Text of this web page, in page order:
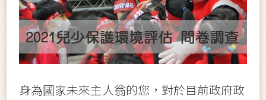
身為國家未來主人翁的您，對於目前政府政